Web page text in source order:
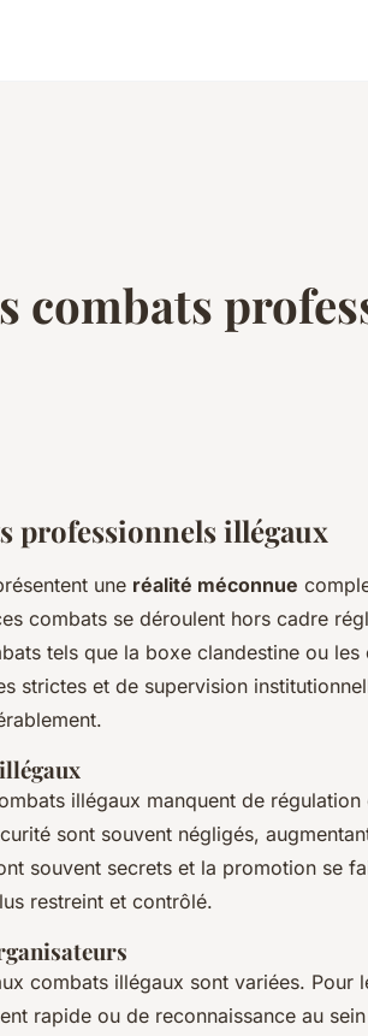
combats
professionnels illégaux
une réalité méconnue
combats se déroulent hors cadre
tels que la boxe clandestine ou les
strictes et de supervision
illégaux manquent de
sont souvent négligés,
souvent secrets et la promotion se
restreint et contrôlé.
combats illégaux sont variées. Pour
rapide ou de reconnaissance au sein